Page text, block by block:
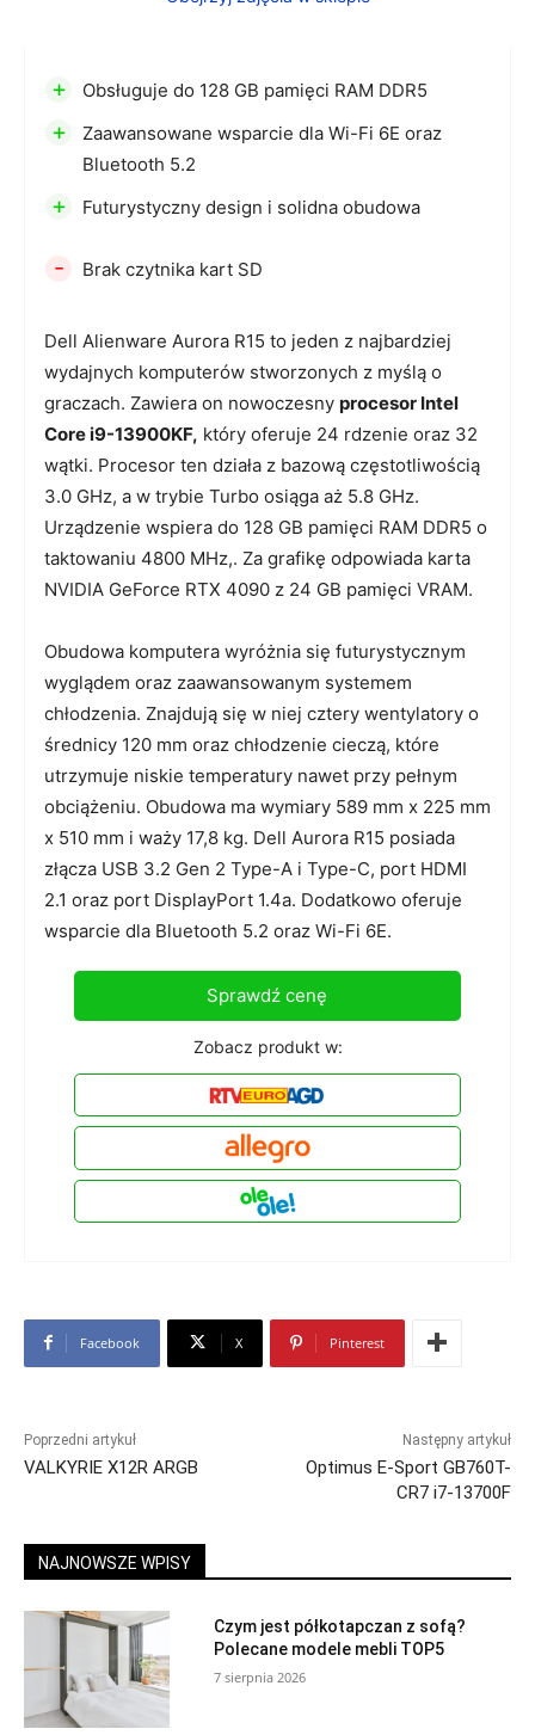
Dell Alienware Aurora R15 to jeden z najbardziej
wydajnych komputerów stworzonych z myślą o
graczach. Zawiera on nowoczesny procesor Intel
Core i9-13900KF, który oferuje 24 rdzenie oraz 32
wątki. Procesor ten działa z bazową częstotliwością
3.0 GHz, a w trybie Turbo osiąga aż 5.8 GHz.
Urządzenie wspiera do 128 GB pamięci RAM DDR5 o
taktowaniu 4800 MHz,. Za grafikę odpowiada karta
NVIDIA GeForce RTX 4090 z 24 GB pamięci VRAM.
Obudowa komputera wyróżnia się futurystycznym
wyglądem oraz zaawansowanym systemem
chłodzenia. Znajdują się w niej cztery wentylatory o
średnicy 120 mm oraz chłodzenie cieczą, które
utrzymuje niskie temperatury nawet przy pełnym
obciążeniu. Obudowa ma wymiary 589 mm x 225 mm
x 510 mm i waży 17,8 kg. Dell Aurora R15 posiada
złącza USB 3.2 Gen 2 Type-A i Type-C, port HDMI
2.1 oraz port DisplayPort 1.4a. Dodatkowo oferuje
wsparcie dla Bluetooth 5.2 oraz Wi-Fi 6E.
+ Obsługuje do 128 GB pamięci RAM DDR5
+
Zaawansowane wsparcie dla Wi-Fi 6E oraz
Bluetooth 5.2
+ Futurystyczny design i solidna obudowa
- Brak czytnika kart SD
Sprawdź cenę
Zobacz produkt w:
Facebook X Pinterest
Poprzedni artykuł
VALKYRIE X12R ARGB
Następny artykuł
Optimus E-Sport GB760T-
CR7 i7-13700F
NAJNOWSZE WPISY
Czym jest półkotapczan z sofą?
Polecane modele mebli TOP5
7 sierpnia 2026